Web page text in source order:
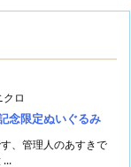
ロ
念限定ぬいぐるみ
、管理人のあすきで
...